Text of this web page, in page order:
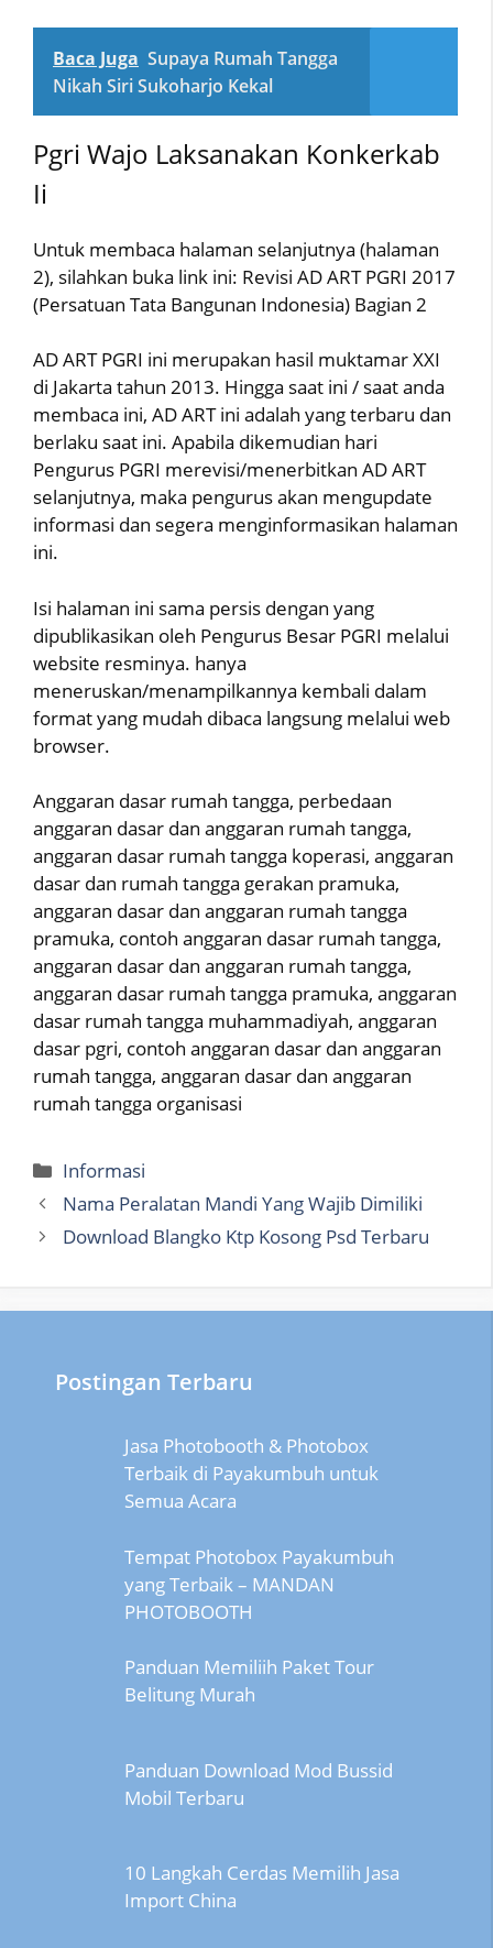
Baca Juga Supaya Rumah Tangga
Nikah Siri Sukoharjo Kekal
Pgri Wajo Laksanakan Konkerkab
Ii
Untuk membaca halaman selanjutnya (halaman
2), silahkan buka link ini: Revisi AD ART PGRI 2017
(Persatuan Tata Bangunan Indonesia) Bagian 2
AD ART PGRI ini merupakan hasil muktamar XXI
di Jakarta tahun 2013. Hingga saat ini / saat anda
membaca ini, AD ART ini adalah yang terbaru dan
berlaku saat ini. Apabila dikemudian hari
Pengurus PGRI merevisi/menerbitkan AD ART
selanjutnya, maka pengurus akan mengupdate
informasi dan segera menginformasikan halaman
ini.
Isi halaman ini sama persis dengan yang
dipublikasikan oleh Pengurus Besar PGRI melalui
website resminya. hanya
meneruskan/menampilkannya kembali dalam
format yang mudah dibaca langsung melalui web
browser.
Anggaran dasar rumah tangga, perbedaan
anggaran dasar dan anggaran rumah tangga,
anggaran dasar rumah tangga koperasi, anggaran
dasar dan rumah tangga gerakan pramuka,
anggaran dasar dan anggaran rumah tangga
pramuka, contoh anggaran dasar rumah tangga,
anggaran dasar dan anggaran rumah tangga,
anggaran dasar rumah tangga pramuka, anggaran
dasar rumah tangga muhammadiyah, anggaran
dasar pgri, contoh anggaran dasar dan anggaran
rumah tangga, anggaran dasar dan anggaran
rumah tangga organisasi
Categories
Informasi
Nama Peralatan Mandi Yang Wajib Dimiliki
Download Blangko Ktp Kosong Psd Terbaru
Postingan Terbaru
Jasa Photobooth & Photobox
Terbaik di Payakumbuh untuk
Semua Acara
Tempat Photobox Payakumbuh
yang Terbaik – MANDAN
PHOTOBOOTH
Panduan Memiliih Paket Tour
Belitung Murah
Panduan Download Mod Bussid
Mobil Terbaru
10 Langkah Cerdas Memilih Jasa
Import China